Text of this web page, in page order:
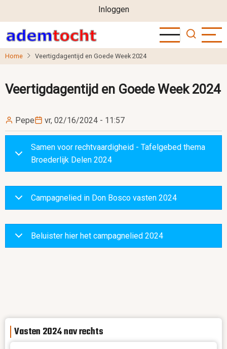
naar
de
inhoud
User
account
menu
Inloggen
Home Veertigdagentijd en Goede Week 2024
Veertigdagentijd en Goede Week 2024
Pepe vr, 02/16/2024 - 11:57
Samen voor rechtvaardigheid - Tafelgebed thema
Broederlijk Delen 2024
Campagnelied in Don Bosco vasten 2024
Beluister hier het campagnelied 2024
Vasten 2024 nav rechts